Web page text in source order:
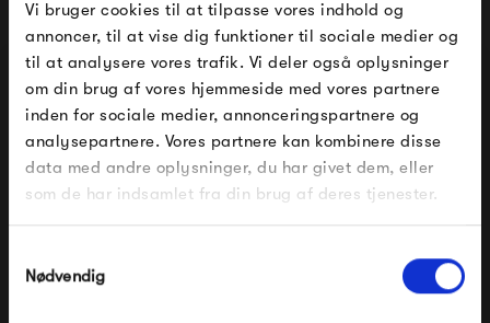
Vi bruger cookies til at tilpasse vores indhold og
annoncer, til at vise dig funktioner til sociale medier og
til at analysere vores trafik. Vi deler også oplysninger
om din brug af vores hjemmeside med vores partnere
inden for sociale medier, annonceringspartnere og
analysepartnere. Vores partnere kan kombinere disse
data med andre oplysninger, du har givet dem, eller
som de har indsamlet fra din brug af deres tjenester.
Nødvendig349,00 kr 2 799,00 kr
FÅ 10% PÅ DIN NÆSTE ORDRE
Indtast din e-mail, så sender vi rabatkoden til dig på
mail. Minimumsbeløb er 499 kr. for at indløse
rabatten.
Gælder ikke på produkter fra Fermob, File Under